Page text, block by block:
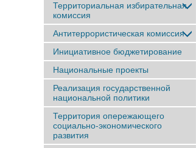
Территориальная избирательная
комиссия
Антитеррористическая комиссия
Инициативное бюджетирование
Национальные проекты
Реализация государственной
национальной политики
Территория опережающего
социально-экономического
развития